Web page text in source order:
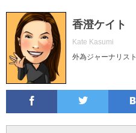
香澄ケイト
Kate Kasumi
外為ジャーナリスト
Twitter